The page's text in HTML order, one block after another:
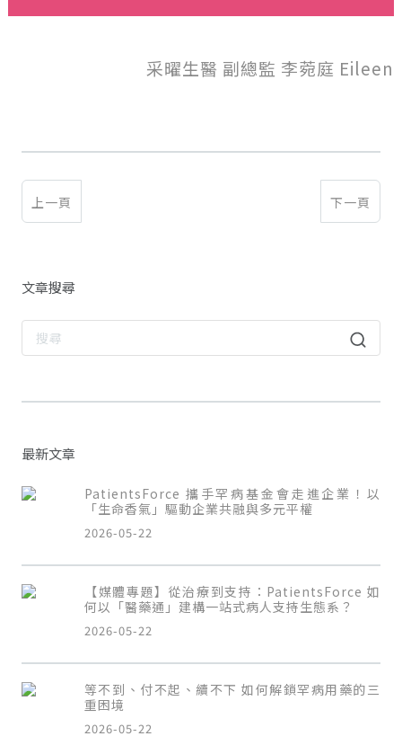
采曜生醫 副總監 李菀庭 Eileen
上一頁 下一頁
文章搜尋
最新文章
PatientsForce 攜手罕病基金會走進企業！以
「生命香氣」驅動企業共融與多元平權
2026-05-22
【媒體專題】從治療到支持：PatientsForce 如
何以「醫藥通」建構一站式病人支持生態系？
2026-05-22
等不到、付不起、續不下 如何解鎖罕病用藥的三
重困境
2026-05-22